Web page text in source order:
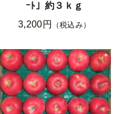
ｰﾄ」約３ｋｇ
3,200円
（税込み）